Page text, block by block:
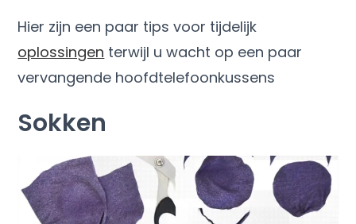
Hier zijn een paar tips voor tijdelijk
oplossingen terwijl u wacht op een paar
vervangende hoofdtelefoonkussens
Sokken